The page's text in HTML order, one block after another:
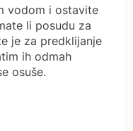
vodom i ostavite
li posudu za
je za predklijanje
ih odmah
osuše.